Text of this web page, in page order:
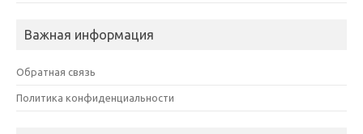
Важная информация
Обратная связь
Политика конфиденциальности